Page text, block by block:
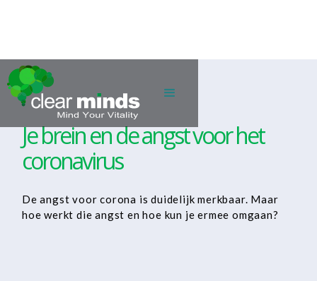
Je brein en de angst voor het
coronavirus
De angst voor corona is duidelijk merkbaar. Maar
hoe werkt die angst en hoe kun je ermee omgaan?